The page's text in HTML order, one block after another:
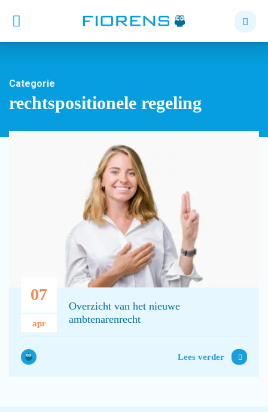
Categorie
rechtspositionele regeling
07
apr
Overzicht van het nieuwe
ambtenarenrecht
Lees verder